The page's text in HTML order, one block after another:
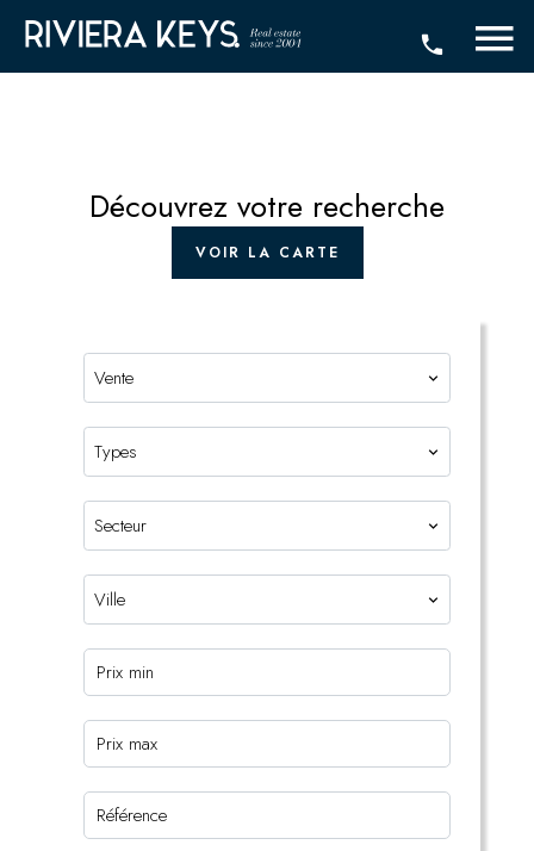
Découvrez votre recherche
VOIR LA CARTE
Vente
Types
Secteur
Ville